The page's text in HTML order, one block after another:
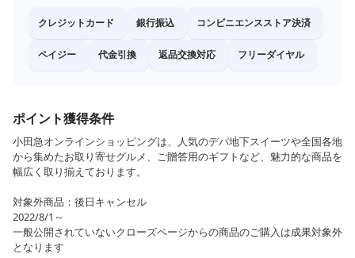
クレジットカード 銀行振込 コンビニエンスストア決済
ペイジー 代金引換 返品交換対応 フリーダイヤル
ポイント獲得条件
小田急オンラインショッピングは、人気のデパ地下スイーツや全国各地
から集めたお取り寄せグルメ、ご贈答用のギフトなど、魅力的な商品を
幅広く取り揃えております。
対象外商品：後日キャンセル
2022/8/1～
一般公開されていないクローズページからの商品のご購入は成果対象外
となります